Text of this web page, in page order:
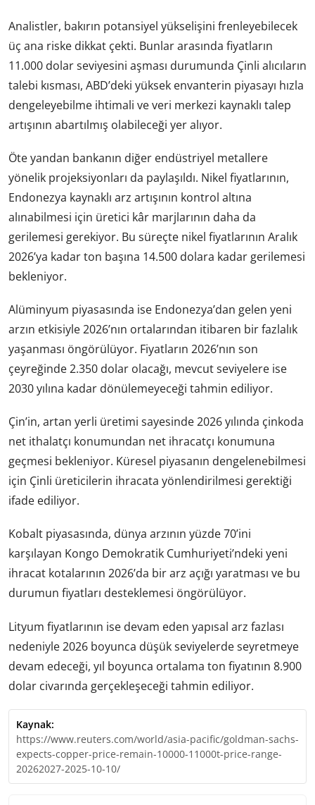
Analistler, bakırın potansiyel yükselişini frenleyebilecek
üç ana riske dikkat çekti. Bunlar arasında fiyatların
11.000 dolar seviyesini aşması durumunda Çinli alıcıların
talebi kısması, ABD’deki yüksek envanterin piyasayı hızla
dengeleyebilme ihtimali ve veri merkezi kaynaklı talep
artışının abartılmış olabileceği yer alıyor.
Öte yandan bankanın diğer endüstriyel metallere
yönelik projeksiyonları da paylaşıldı. Nikel fiyatlarının,
Endonezya kaynaklı arz artışının kontrol altına
alınabilmesi için üretici kâr marjlarının daha da
gerilemesi gerekiyor. Bu süreçte nikel fiyatlarının Aralık
2026’ya kadar ton başına 14.500 dolara kadar gerilemesi
bekleniyor.
Alüminyum piyasasında ise Endonezya’dan gelen yeni
arzın etkisiyle 2026’nın ortalarından itibaren bir fazlalık
yaşanması öngörülüyor. Fiyatların 2026’nın son
çeyreğinde 2.350 dolar olacağı, mevcut seviyelere ise
2030 yılına kadar dönülemeyeceği tahmin ediliyor.
Çin’in, artan yerli üretimi sayesinde 2026 yılında çinkoda
net ithalatçı konumundan net ihracatçı konumuna
geçmesi bekleniyor. Küresel piyasanın dengelenebilmesi
için Çinli üreticilerin ihracata yönlendirilmesi gerektiği
ifade ediliyor.
Kobalt piyasasında, dünya arzının yüzde 70’ini
karşılayan Kongo Demokratik Cumhuriyeti’ndeki yeni
ihracat kotalarının 2026’da bir arz açığı yaratması ve bu
durumun fiyatları desteklemesi öngörülüyor.
Lityum fiyatlarının ise devam eden yapısal arz fazlası
nedeniyle 2026 boyunca düşük seviyelerde seyretmeye
devam edeceği, yıl boyunca ortalama ton fiyatının 8.900
dolar civarında gerçekleşeceği tahmin ediliyor.
Kaynak:
https://www.reuters.com/world/asia-pacific/goldman-sachs-
expects-copper-price-remain-10000-11000t-price-range-
20262027-2025-10-10/